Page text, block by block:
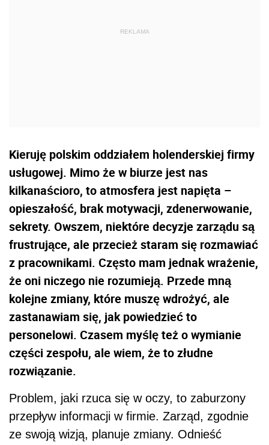
Kieruję polskim oddziałem holenderskiej firmy
usługowej. Mimo że w biurze jest nas
kilkanaścioro, to atmosfera jest napięta –
opieszałość, brak motywacji, zdenerwowanie,
sekrety. Owszem, niektóre decyzje zarządu są
frustrujące, ale przecież staram się rozmawiać
z pracownikami. Często mam jednak wrażenie,
że oni niczego nie rozumieją. Przede mną
kolejne zmiany, które muszę wdrożyć, ale
zastanawiam się, jak powiedzieć to
personelowi. Czasem myślę też o wymianie
części zespołu, ale wiem, że to złudne
rozwiązanie.
Problem, jaki rzuca się w oczy, to zaburzony
przepływ informacji w firmie. Zarząd, zgodnie
ze swoją wizją, planuje zmiany. Odnieść